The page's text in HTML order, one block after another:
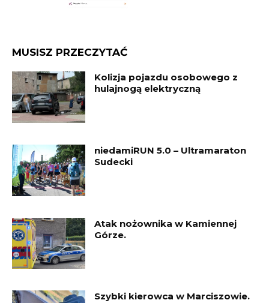
MUSISZ PRZECZYTAĆ
Kolizja pojazdu osobowego z
hulajnogą elektryczną
niedamiRUN 5.0 – Ultramaraton
Sudecki
Atak nożownika w Kamiennej
Górze.
Szybki kierowca w Marciszowie.